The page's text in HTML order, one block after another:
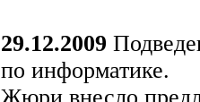
29.12.2009
по информатике.